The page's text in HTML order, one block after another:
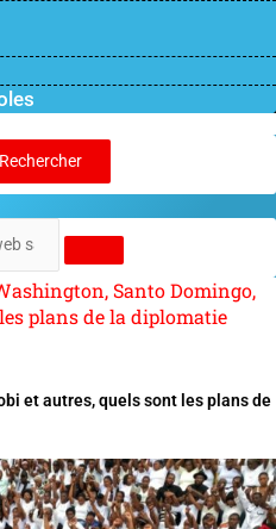
Rechercher
Santo Domingo,
plans de la diplomatie
et autres, quels sont les plans de